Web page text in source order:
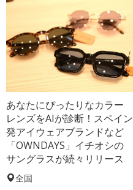
あなたにぴったりなカラー
レンズをAIが診断！スペイン
発アイウェアブランドなど
「OWNDAYS」イチオシの
サングラスが続々リリース
全国